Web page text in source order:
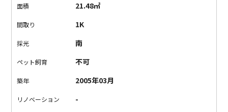
ススメです！
面積 21.48㎡
間取り 1K
採光 南
ペット飼育 不可
築年 2005年03月
リノベーション -